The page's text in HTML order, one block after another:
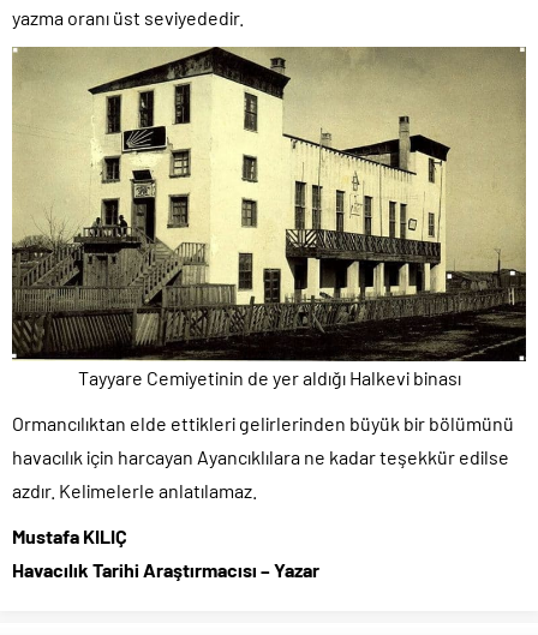
yazma oranı üst seviyededir.
Tayyare Cemiyetinin de yer aldığı Halkevi binası
Ormancılıktan elde ettikleri gelirlerinden büyük bir bölümünü
havacılık için harcayan Ayancıklılara ne kadar teşekkür edilse
azdır. Kelimelerle anlatılamaz.
Mustafa KILIÇ
Havacılık Tarihi Araştırmacısı – Yazar